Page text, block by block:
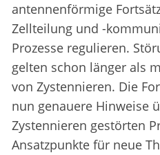
antennenförmige
Zellteilung und -
Prozesse regulieren.
gelten schon länger als
von Zystennieren. Die
nun genauere Hinweise
Zystennieren gestörten
Ansatzpunkte für neue